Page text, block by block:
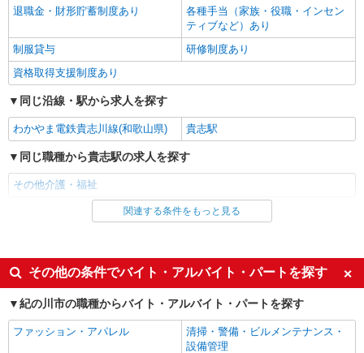
退職金・財形貯蓄制度あり
各種手当（家族・役職・インセン
ティブなど）あり
制服貸与
研修制度あり
資格取得支援制度あり
同じ沿線・駅から求人を探す
わかやま電鉄貴志川線(和歌山県) 貴志駅
同じ職種から貴志駅の求人を探す
その他介護・福祉
同じ雇用形態から貴志駅の求人を探す
同じ特徴から貴志駅の求人を探す
入社日応相談
未経験歓迎
経験者・有資格者歓迎
新卒・第二新卒歓迎
主婦・主夫歓迎
関連する条件をもっと見る
その他の条件でバイト・アルバイト・パートを探す
紀の川市の職種からバイト・アルバイト・パートを探す
ファッション・アパレル
清掃・警備・ビルメンテナンス・
設備管理